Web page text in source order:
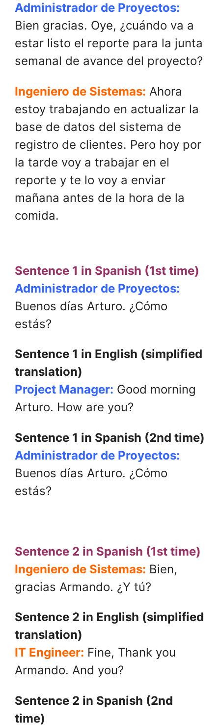
Administrador de Proyectos:
Bien gracias. Oye, ¿cuándo va a
estar listo el reporte para la junta
semanal de avance del proyecto?
Ingeniero de Sistemas: Ahora
estoy trabajando en actualizar la
base de datos del sistema de
registro de clientes. Pero hoy por
la tarde voy a trabajar en el
reporte y te lo voy a enviar
mañana antes de la hora de la
comida.
Sentence 1 in Spanish (1st time)
Administrador de Proyectos:
Buenos días Arturo. ¿Cómo
estás?
Sentence 1 in English (simplified
translation)
Project Manager: Good morning
Arturo. How are you?
Sentence 1 in Spanish (2nd time)
Administrador de Proyectos:
Buenos días Arturo. ¿Cómo
estás?
Sentence 2 in Spanish (1st time)
Ingeniero de Sistemas: Bien,
gracias Armando. ¿Y tú?
Sentence 2 in English (simplified
translation)
IT Engineer: Fine, Thank you
Armando. And you?
Sentence 2 in Spanish (2nd
time)